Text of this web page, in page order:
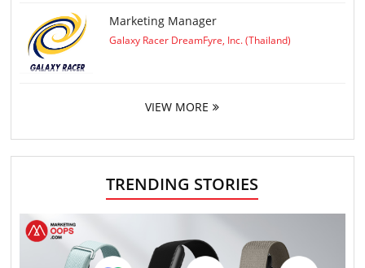
Marketing Manager
Galaxy Racer DreamFyre, Inc. (Thailand)
VIEW MORE
TRENDING STORIES